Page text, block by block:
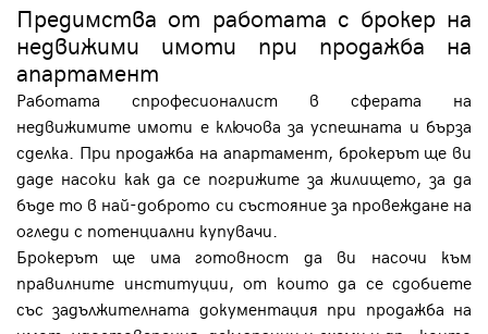
Предимства от работата с брокер на
недвижими имоти при продажба на
апартамент
Работата спрофесионалист в сферата на
недвижимите имоти е ключова за успешната и бърза
сделка. При продажба на апартамент, брокерът ще ви
даде насоки как да се погрижите за жилището, за да
бъде то в най-доброто си състояние за провеждане на
огледи с потенциални купувачи.
Брокерът ще има готовност да ви насочи към
правилните институции, от които да се сдобиете
със задължителната документация при продажба на